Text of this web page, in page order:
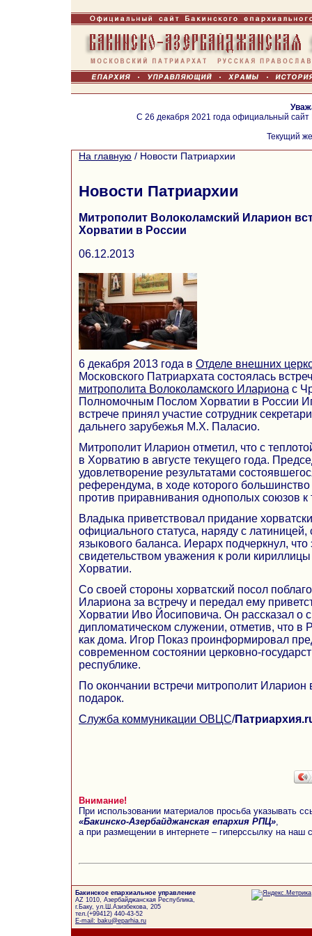
С 26 декабря 2021 года официальный
Текущий
На главную / Новости Патриархии
Новости Патриархии
Митрополит Волоколамский Иларион
Хорватии в России
06.12.2013
6 декабря 2013 года в Отделе внешних
Московского Патриархата состоялась
митрополита Волоколамского Илариона с
Полномочным Послом Хорватии в России
встрече принял участие сотрудник
дальнего зарубежья М.Х. Паласио.
Митрополит Иларион отметил, что с
в Хорватию в августе текущего года.
удовлетворение результатами
референдума, в ходе которого большинство
против приравнивания однополых союзов
Владыка приветствовал придание
официального статуса, наряду с
языкового баланса. Иерарх подчеркнул, что
свидетельством уважения к роли кириллицы
Хорватии.
Со своей стороны хорватский посол
Илариона за встречу и передал ему
Хорватии Иво Йосиповича. Он рассказал о
дипломатическом служении, отметив, что в
как дома. Игор Показ проинформировал
современном состоянии церковно-
республике.
По окончании встречи митрополит Иларион
подарок.
Служба коммуникации ОВЦС/
Внимание!
При использовании материалов просьба указывать
«Бакинско-Азербайджанская епархия РПЦ»
а при размещении в интернете – гиперссылку на наш
Бакинское епархиальное управление
AZ 1010, Азербайджанская Республика,
г.Баку, ул.Ш.Азизбекова, 205
тел.(+99412) 440-43-52
E-mail: baku@eparhia.ru